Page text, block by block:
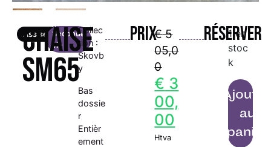
Assises
Chaise
SM65
Seconde
vie
Collec
tion :
Skovb
y
Bas
dossie
r
Entièr
ement
Prix€5
05,0
0
€ 3
00,
00
Htva
Réserver
1 en
stoc
k
au
panier